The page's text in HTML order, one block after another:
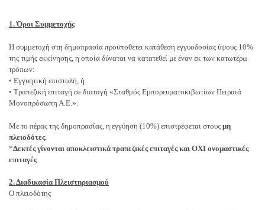
1. Όροι Συμμετοχής
Η συμμετοχή στη δημοπρασία προϋποθέτει κατάθεση εγγυοδοσίας ύψους 10%
της τιμής εκκίνησης, η οποία δύναται να κατατεθεί με έναν εκ των κατωτέρω
τρόπων:
• Εγγυητική επιστολή, ή
• Τραπεζική επιταγή σε διαταγή «Σταθμός Εμπορευματοκιβωτίων Πειραιά
Μονοπρόσωπη Α.Ε.».
Με το πέρας της δημοπρασίας, η εγγύηση (10%) επιστρέφεται στους μη
πλειοδότες.
*Δεκτές γίνονται αποκλειστικά τραπεζικές επιταγές και ΟΧΙ ονομαστικές
επιταγές
2. Διαδικασία Πλειστηριασμού
Ο πλειοδότης